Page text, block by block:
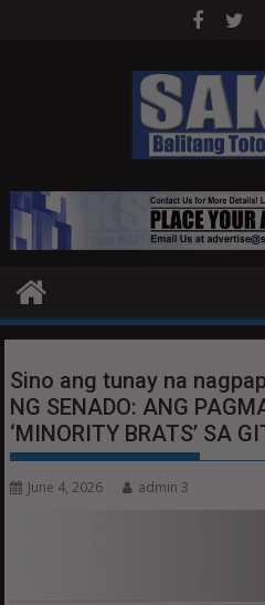
Sino ang tunay na
NG SENADO: ANG
‘MINORITY BRATS’ SA
June 4, 2026 admin 3